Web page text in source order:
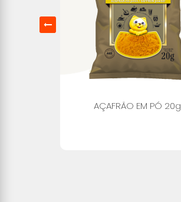
AÇAFRÃO EM PÓ 20g